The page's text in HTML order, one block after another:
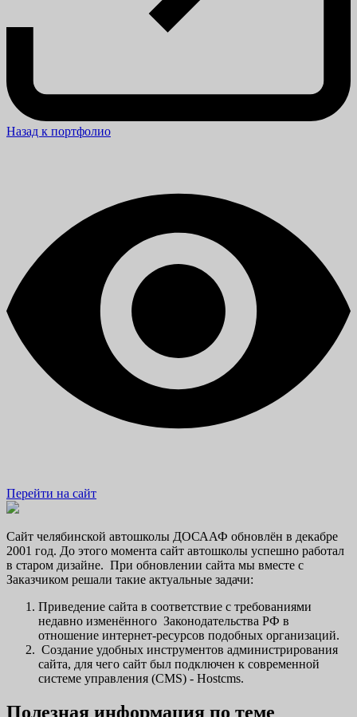
Назад к портфолио
Перейти на сайт
Сайт челябинской автошколы ДОСААФ обновлён в декабре
2001 год. До этого момента сайт автошколы успешно работал
в старом дизайне. При обновлении сайта мы вместе с
Заказчиком решали такие актуальные задачи:
Приведение сайта в соответствие с требованиями
недавно изменённого Законодательства РФ в
отношение интернет-ресурсов подобных организаций.
Создание удобных инструментов администрирования
сайта, для чего сайт был подключен к современной
системе управления (CMS) - Hostcms.
Полезная информация по теме